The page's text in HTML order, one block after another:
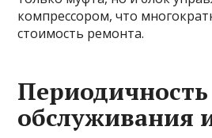
компрессором, что
стоимость ремонта.
Периодичность
обслуживания